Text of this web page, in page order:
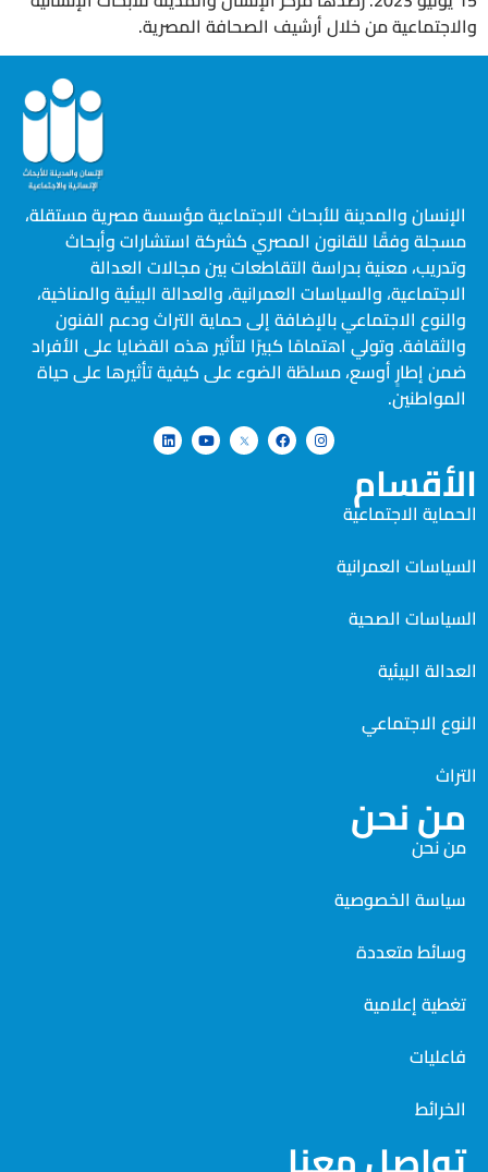
والاجتماعية من خلال أرشيف الصحافة المصرية.
الإنسان والمدينة للأبحاث الاجتماعية مؤسسة مصرية مستقلة،
مسجلة وفقًا للقانون المصري كشركة استشارات وأبحاث
وتدريب، معنية بدراسة التقاطعات بين مجالات العدالة
الاجتماعية، والسياسات العمرانية، والعدالة البيئية والمناخية،
والنوع الاجتماعي بالإضافة إلى حماية التراث ودعم الفنون
والثقافة. وتولي اهتمامًا كبيرًا لتأثير هذه القضايا على الأفراد
ضمن إطارٍ أوسع، مسلطًة الضوء على كيفية تأثيرها على حياة
المواطنين.
الأقسام
الحماية الاجتماعية
السياسات العمرانية
السياسات الصحية
العدالة البيئية
النوع الاجتماعي
التراث
من نحن
من نحن
سياسة الخصوصية
وسائط متعددة
تغطية إعلامية
فاعليات
الخرائط